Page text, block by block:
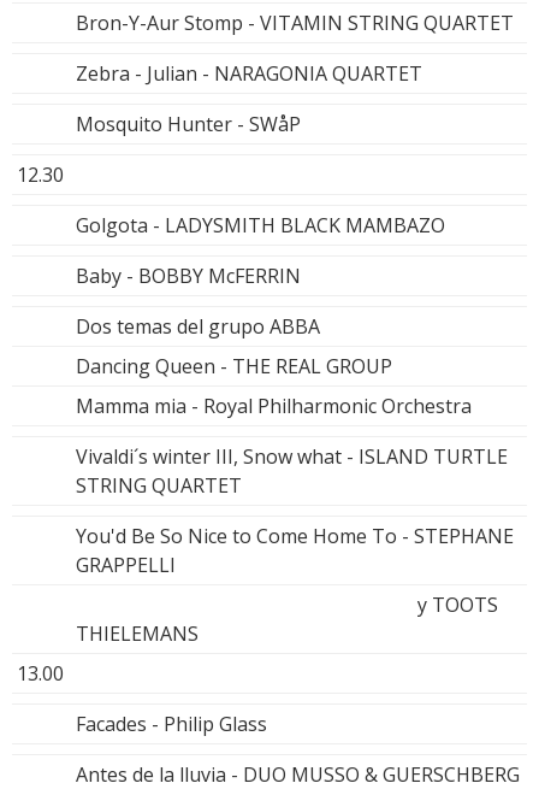
Bron-Y-Aur Stomp - VITAMIN STRING QUARTET
Zebra - Julian - NARAGONIA QUARTET
Mosquito Hunter - SWåP
12.30
Golgota - LADYSMITH BLACK MAMBAZO
Baby - BOBBY McFERRIN
Dos temas del grupo ABBA
Dancing Queen - THE REAL GROUP
Mamma mia - Royal Philharmonic Orchestra
Vivaldi´s winter III, Snow what - ISLAND TURTLE
STRING QUARTET
You'd Be So Nice to Come Home To - STEPHANE
GRAPPELLI
y TOOTS
THIELEMANS
13.00
Facades - Philip Glass
Antes de la lluvia - DUO MUSSO & GUERSCHBERG